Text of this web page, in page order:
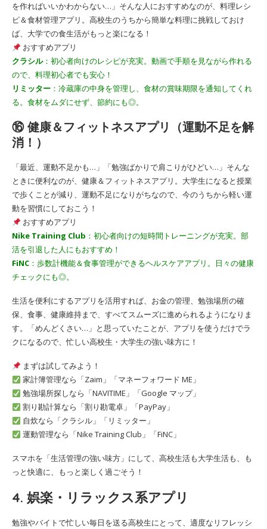
を作ればいいかわからない…」そんな人におすすめなのが、料理レシ
ピ＆食材管理アプリ。高校生のうちから簡単な料理に挑戦しておけ
ば、大学での食生活がもっと楽になる！
おすすめアプリ
クラシル：初心者向けのレシピが充実。動画で手順を見ながら作れる
ので、料理初心者でも安心！
リミッター ：冷蔵庫の中身を管理し、食材の賞味期限を通知してくれ
る。食材をムダにせず、節約にも◎。
⑯ 健康＆フィットネスアプリ（運動不足を解
消！）
「最近、運動不足かも…」「勉強ばかりで肩こりがひどい…」そんな
ときに便利なのが、健康＆フィットネスアプリ。大学生になると授業
で歩くことが減り、運動不足になりがちなので、今のうちから軽い運
動を習慣にしておこう！
おすすめアプリ
Nike Training Club ：初心者向けの短時間トレーニングが充実。部
活を引退した人にもおすすめ！
FiNC ：歩数計機能＆食事管理ができるヘルスケアアプリ。日々の健康
チェックにも◎。
生活を便利にするアプリを活用すれば、お金の管理、勉強場所の確
保、食事、健康維持まで、すべてスムーズに進められるようになりま
す。「めんどくさい…」と思っていたことが、アプリを使うだけでラ
クになるので、忙しい高校生・大学生の強い味方に！
まずは試してみよう！
家計簿管理なら「Zaim」「マネーフォワード ME」
勉強場所探しなら「NAVITIME」「Google マップ」
割り勘計算なら「割り勘電卓」「PayPay」
自炊なら「クラシル」「リミッター」
運動管理なら「Nike Training Club」「FiNC」
スマホを「生活管理の強い味方」にして、高校生活も大学生活も、も
っと快適に、もっと楽しく過ごそう！
4. 娯楽・リラックス系アプリ
勉強やバイトで忙しい毎日を送る高校生にとって、適度なリフレッシ